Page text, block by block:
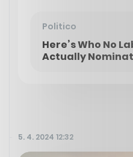
Politico
Here’s Who No
Actually
5. 4. 2024 12:32